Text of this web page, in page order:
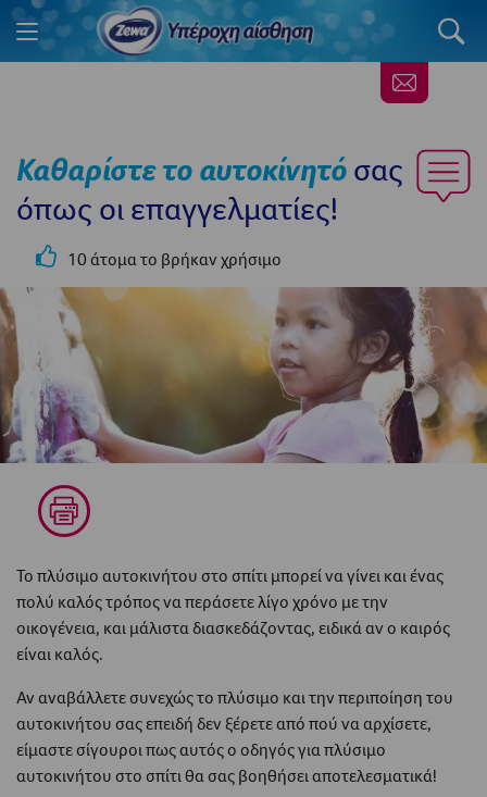
Καθαρίστε το αυτοκίνητόσας
όπως οι επαγγελματίες!
10 άτομα το βρήκαν χρήσιμο
Το πλύσιμο αυτοκινήτου στο σπίτι μπορεί να γίνει και ένας
πολύ καλός τρόπος να περάσετε λίγο χρόνο με την
οικογένεια, και μάλιστα διασκεδάζοντας, ειδικά αν ο καιρός
είναι καλός.
Αν αναβάλλετε συνεχώς το πλύσιμο και την περιποίηση του
αυτοκινήτου σας επειδή δεν ξέρετε από πού να αρχίσετε,
είμαστε σίγουροι πως αυτός ο οδηγός για πλύσιμο
αυτοκινήτου στο σπίτι θα σας βοηθήσει αποτελεσματικά!